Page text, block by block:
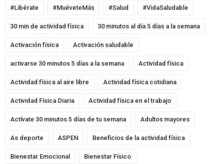
#Libérate #MuéveteMás #Salud #VidaSaludable
30 min de actividad física 30 minutos al día 5 días a la semana
Activación física Activación saludable
activarse 30 minutos 5 días a la semana Actividad física
Actividad física al aire libre Actividad física cotidiana
Actividad Física Diaria Actividad física en el trabajo
Actívate 30 minutos 5 días de tu semana Adultos mayores
As deporte ASPEN Beneficios de la actividad física
Bienestar Emocional Bienestar Físico